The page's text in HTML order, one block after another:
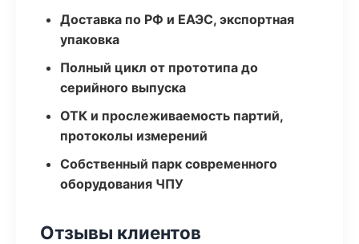
Доставка по РФ и ЕАЭС, экспортная
упаковка
Полный цикл от прототипа до
серийного выпуска
ОТК и прослеживаемость партий,
протоколы измерений
Собственный парк современного
оборудования ЧПУ
Отзывы клиентов